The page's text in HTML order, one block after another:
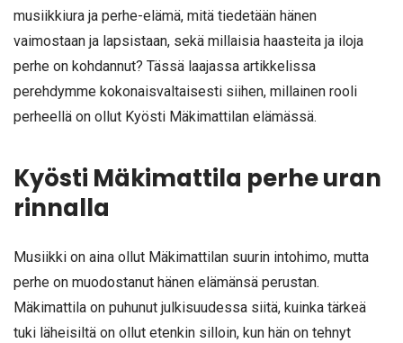
musiikkiura ja perhe-elämä, mitä tiedetään hänen
vaimostaan ja lapsistaan, sekä millaisia haasteita ja iloja
perhe on kohdannut? Tässä laajassa artikkelissa
perehdymme kokonaisvaltaisesti siihen, millainen rooli
perheellä on ollut Kyösti Mäkimattilan elämässä.
Kyösti Mäkimattila perhe uran
rinnalla
Musiikki on aina ollut Mäkimattilan suurin intohimo, mutta
perhe on muodostanut hänen elämänsä perustan.
Mäkimattila on puhunut julkisuudessa siitä, kuinka tärkeä
tuki läheisiltä on ollut etenkin silloin, kun hän on tehnyt